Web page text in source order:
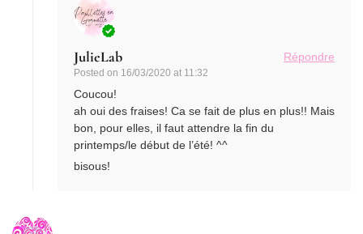
JulieLab
Posted on 16/03/2020 at 11:32
Répondre
Coucou!
ah oui des fraises! Ca se fait de plus en plus!! Mais
bon, pour elles, il faut attendre la fin du
printemps/le début de l’été! ^^
bisous!